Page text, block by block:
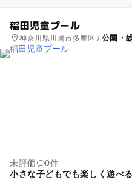
稲田児童プール
神奈川県川崎市多摩区 / 公園・
未評価
0件
小さな子どもでも楽しく遊べ